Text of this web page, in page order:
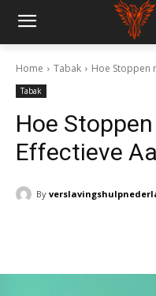
Home Tabak Hoe Stoppen
Tabak
Hoe
Effectieve
By